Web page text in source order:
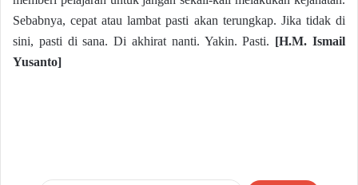
Sebabnya, cepat atau lambat pasti akan terungkap. Jika tidak di
sini, pasti di sana. Di akhirat nanti. Yakin. Pasti. [H.M. Ismail
Yusanto]